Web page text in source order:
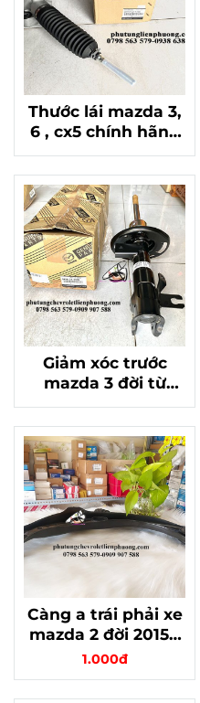
Thước lái mazda 3,
6 , cx5 chính hãng
đời 2013 - 2018 chất
lượng
Giảm xóc trước
mazda 3 đời từ
2013 - 2016 chính
hãng chất lượng
B45A-34-900B
Càng a trái phải xe
mazda 2 đời 2015 -
2018 chính hãng
1.000đ